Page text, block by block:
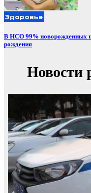
Здоровье
В НСО 99% новорожденных
рождения